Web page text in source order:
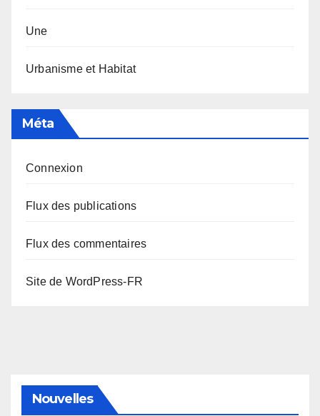
Une
Urbanisme et Habitat
Méta
Connexion
Flux des publications
Flux des commentaires
Site de WordPress-FR
Nouvelles